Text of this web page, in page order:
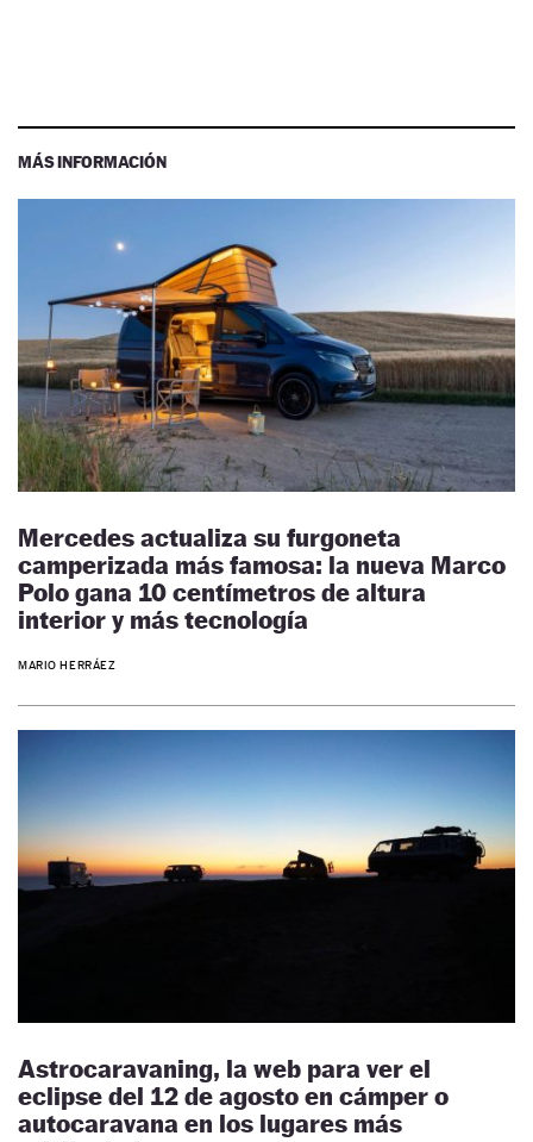
MÁS INFORMACIÓN
Mercedes actualiza su furgoneta
camperizada más famosa: la nueva Marco
Polo gana 10 centímetros de altura
interior y más tecnología
MARIO HERRÁEZ
Astrocaravaning, la web para ver el
eclipse del 12 de agosto en cámper o
autocaravana en los lugares más